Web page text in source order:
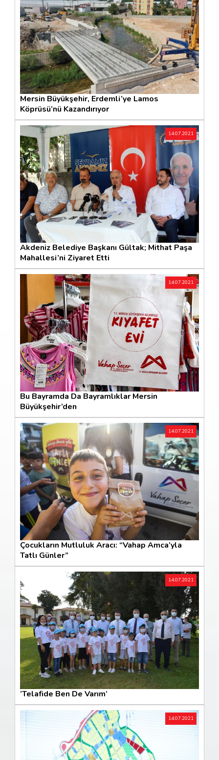
Mersin Büyükşehir, Erdemli’ye Lamos
Köprüsü’nü Kazandırıyor
14.07.2021
Akdeniz Belediye Başkanı Gültak; Mithat Paşa
Mahallesi’ni Ziyaret Etti
14.07.2021
Bu Bayramda Da Bayramlıklar Mersin
Büyükşehir’den
14.07.2021
Çocukların Mutluluk Aracı: “Vahap Amca’yla
Tatlı Günler”
14.07.2021
’Telafide Ben De Varım’
14.07.2021